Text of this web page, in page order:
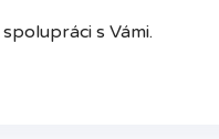
s Vámi.